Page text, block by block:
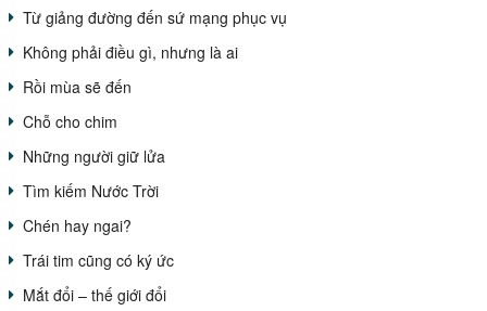
Từ giảng đường đến sứ mạng phục vụ
Không phải điều gì, nhưng là ai
Rồi mùa sẽ đến
Chỗ cho chim
Những người giữ lửa
Tìm kiếm Nước Trời
Chén hay ngai?
Trái tim cũng có ký ức
Mắt đổi – thế giới đổi